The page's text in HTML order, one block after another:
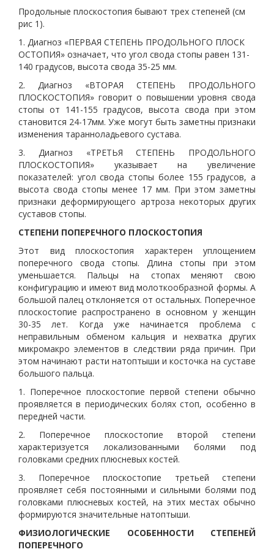
Продольные плоскостопия бывают трех степеней (см
рис 1).
1. Диагноз «ПЕРВАЯ СТЕПЕНЬ ПРОДОЛЬНОГО ПЛОСК
ОСТОПИЯ» означает, что угол свода стопы равен 131-
140 градусов, высота свода 35-25 мм.
2. Диагноз «ВТОРАЯ СТЕПЕНЬ ПРОДОЛЬНОГО
ПЛОСКОСТОПИЯ» говорит о повышении уровня свода
стопы от 141-155 градусов, высота свода при этом
становится 24-17мм. Уже могут быть заметны признаки
изменения таранноладьевого сустава.
3. Диагноз «ТРЕТЬЯ СТЕПЕНЬ ПРОДОЛЬНОГО
ПЛОСКОСТОПИЯ» указывает на увеличение
показателей: угол свода стопы более 155 градусов, а
высота свода стопы менее 17 мм. При этом заметны
признаки деформирующего артроза некоторых других
суставов стопы.
СТЕПЕНИ ПОПЕРЕЧНОГО ПЛОСКОСТОПИЯ
Этот вид плоскостопия характерен уплощением
поперечного свода стопы. Длина стопы при этом
уменьшается. Пальцы на стопах меняют свою
конфигурацию и имеют вид молоткообразной формы. А
большой палец отклоняется от остальных. Поперечное
плоскостопие распространено в основном у женщин
30-35 лет. Когда уже начинается проблема с
неправильным обменом кальция и нехватка других
микромакро элементов в следствии ряда причин. При
этом начинают расти натоптыши и косточка на суставе
большого пальца.
1. Поперечное плоскостопие первой степени обычно
проявляется в периодических болях стоп, особенно в
передней части.
2. Поперечное плоскостопие второй степени
характеризуется локализованными болями под
головками средних плюсневых костей.
3. Поперечное плоскостопие третьей степени
проявляет себя постоянными и сильными болями под
головками плюсневых костей, на этих местах обычно
формируются значительные натоптыши.
ФИЗИОЛОГИЧЕСКИЕ ОСОБЕННОСТИ СТЕПЕНЕЙ
ПОПЕРЕЧНОГО